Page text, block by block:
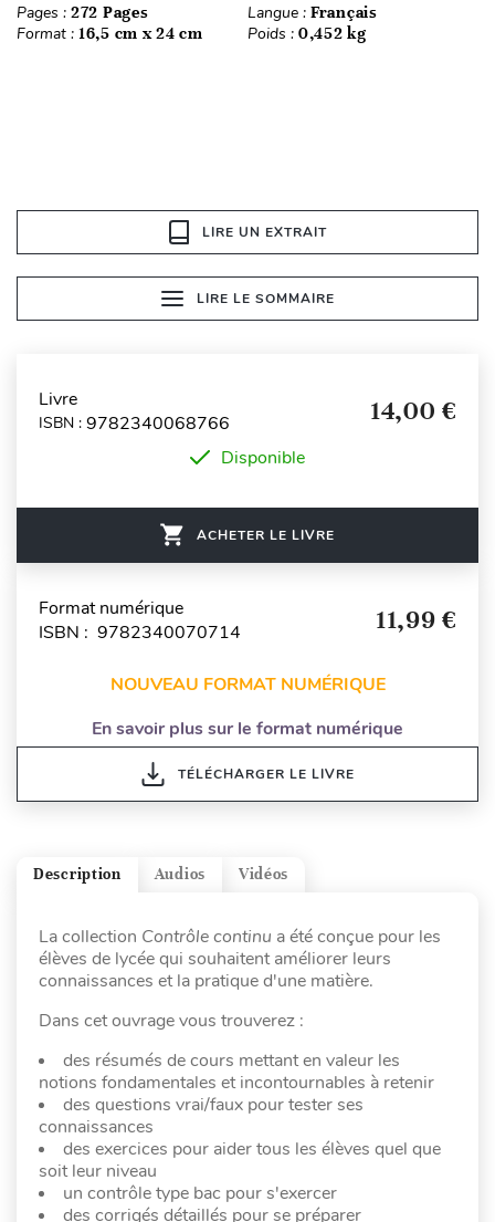
Pages : 272 Pages Langue : Français
Format : 16,5 cm x 24 cm Poids : 0,452 kg
LIRE UN EXTRAIT
LIRE LE SOMMAIRE
Livre
ISBN : 9782340068766 14,00 €
Disponible
ACHETER LE LIVRE
Format numérique
ISBN : 9782340070714
11,99 €
NOUVEAU FORMAT NUMÉRIQUE
En savoir plus sur le format numérique
TÉLÉCHARGER LE LIVRE
Vidéos
Audios
Description
La collection Contrôle continu a été conçue pour les
élèves de lycée qui souhaitent améliorer leurs
connaissances et la pratique d'une matière.
Dans cet ouvrage vous trouverez :
des résumés de cours mettant en valeur les
notions fondamentales et incontournables à retenir
des questions vrai/faux pour tester ses
connaissances
des exercices pour aider tous les élèves quel que
soit leur niveau
un contrôle type bac pour s'exercer
des corrigés détaillés pour se préparer